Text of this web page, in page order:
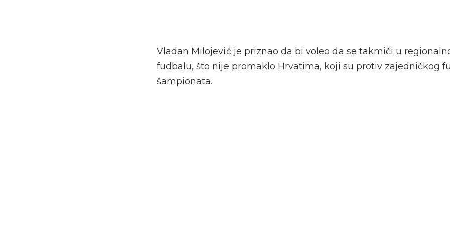
Vladan Milojević je priznao da bi voleo da se takmiči u
fudbalu, što nije promaklo Hrvatima, koji su protiv zajedničkog
šampionata.